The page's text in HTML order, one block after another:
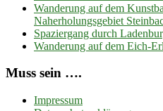
Wanderung auf dem
Naherholungsgebiet
Spaziergang durch
Wanderung auf dem Eich-
Muss sein ….
Impressum